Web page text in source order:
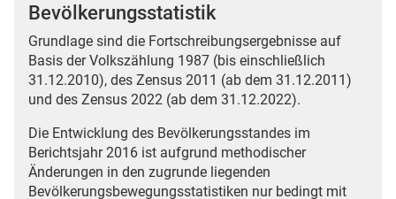
Bevölkerungsstatistik
Grundlage sind die Fortschreibungsergebnisse auf
Basis der Volkszählung 1987 (bis einschließlich
31.12.2010), des Zensus 2011 (ab dem 31.12.2011)
und des Zensus 2022 (ab dem 31.12.2022).
Die Entwicklung des Bevölkerungsstandes im
Berichtsjahr 2016 ist aufgrund methodischer
Änderungen in den zugrunde liegenden
Bevölkerungsbewegungsstatistiken nur bedingt mit